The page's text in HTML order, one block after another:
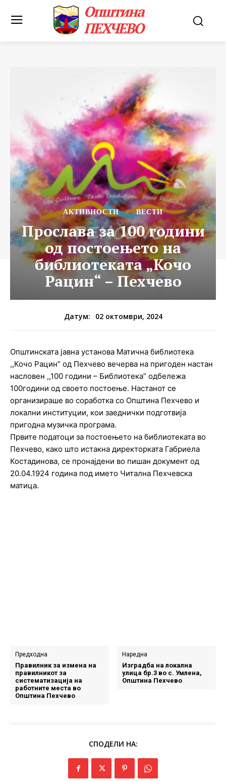
Општина
ПЕХЧЕВО
АКТИВНОСТИ ВЕСТИ
Прослава за 100 години
од постоењето на
библиотеката „Кочо
Рацин“ – Пехчево
Датум: 02 октомври, 2024
Општинската јавна установа Матична библиотека
,,Кочо Рацин” од Пехчево вечерва на пригоден настан
насловен ,,100 години – Библиотека” одбележа
100години од своето постоење. Настанот се
организираше во соработка со Општина Пехчево и
локални институции, кои заеднички подготвија
пригодна музичка програма.
Првите податоци за постоењето на библиотеката во
Пехчево, како што истакна директорката Габриела
Костадинова, се пронајдени во пишан документ од
20.04.1924 година под името Читална Пехчевска
матица.
Предходна
Правилник за измена на
правилникот за
систематизација на
работните места во
Општина Пехчево
Наредна
Изградба на локална
улица бр.3 во с. Умлена,
Општина Пехчево
СПОДЕЛИ НА: